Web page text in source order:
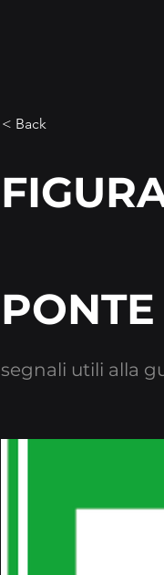
< Back
PONTE
segnali utili alla